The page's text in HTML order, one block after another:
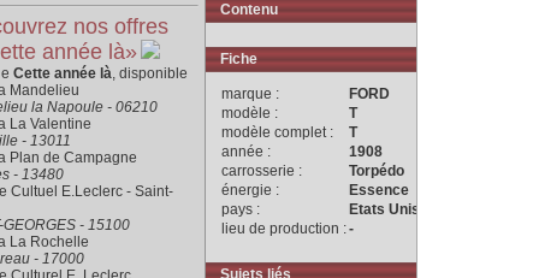
Contenu
Fiche
marque :
FORD
modèle :
T
modèle complet :
T
année :
1908
carrosserie :
Torpédo
énergie :
Essence
pays :
Etats Unis
lieu de production :-
Sujets liés
nos offres
année là»
Cette année là, disponible
Mandelieu
la Napoule - 06210
La Valentine
- 13011
Plan de Campagne
- 13480
Cultuel E.Leclerc - Saint-
GEORGES - 15100
La Rochelle
- 17000